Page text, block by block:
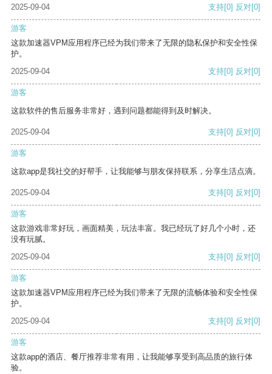
2025-09-04 支持[0] 反对[0]
游客
这款加速器VPM应用程序已经为我们带来了无限的隐私保护和安全性保
护。
2025-09-04
支持[0] 反对[0]
游客
这款软件的售后服务非常好，遇到问题都能得到及时解决。
2025-09-04 支持[0] 反对[0]
游客
这款app是我社交的好帮手，让我能够与朋友保持联系，分享生活点滴。
2025-09-04 支持[0] 反对[0]
游客
这款游戏非常好玩，画面精美，玩法丰富。我已经玩了好几个小时，还
没有玩腻。
2025-09-04
支持[0] 反对[0]
游客
这款加速器VPM应用程序已经为我们带来了无限的流畅体验和安全性保
护。
2025-09-04
支持[0] 反对[0]
游客
这款app的酒店、餐厅推荐非常有用，让我能够享受到高品质的旅行体
验。